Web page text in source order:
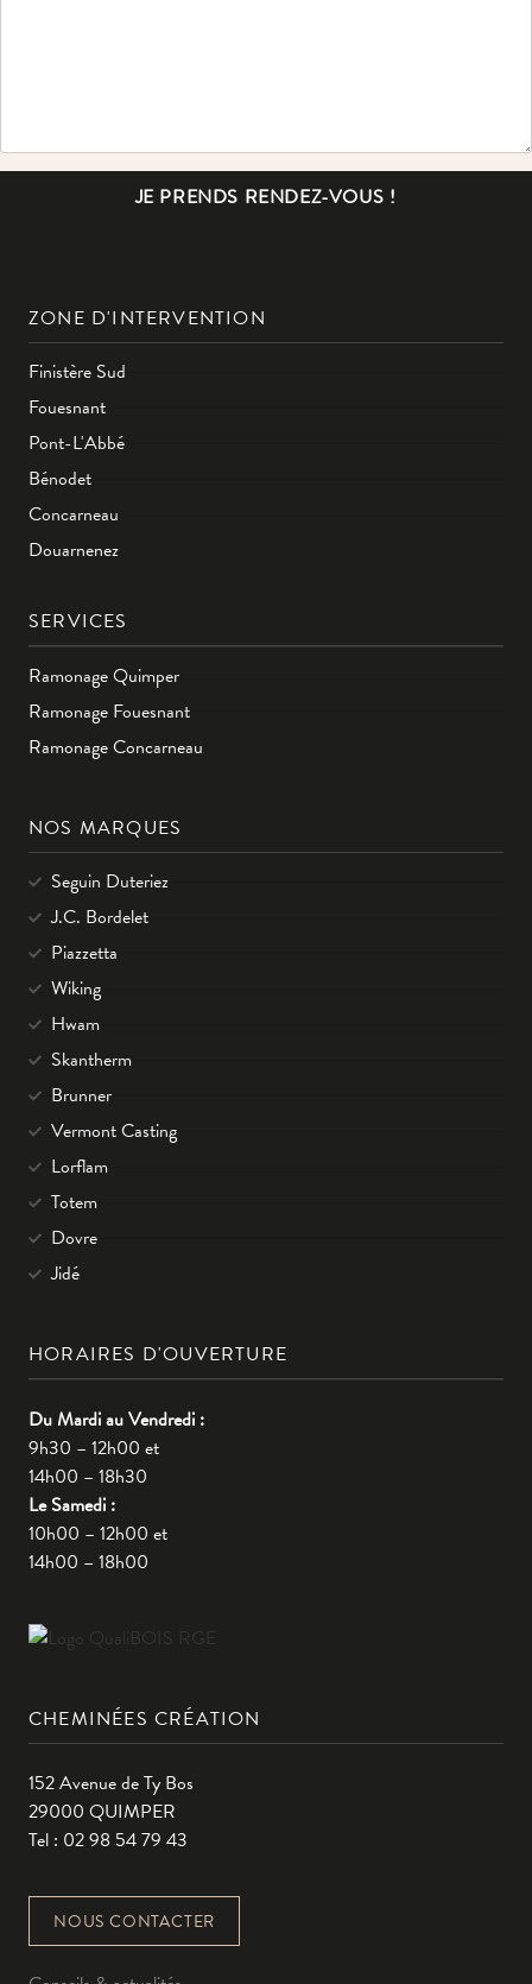
JE PRENDS RENDEZ-VOUS !
ZONE D'INTERVENTION
Finistère Sud
Fouesnant
Pont-L'Abbé
Bénodet
Concarneau
Douarnenez
SERVICES
Ramonage Quimper
Ramonage Fouesnant
Ramonage Concarneau
NOS MARQUES
Seguin Duteriez
J.C. Bordelet
Piazzetta
Wiking
Hwam
Skantherm
Brunner
Vermont Casting
Lorflam
Totem
Dovre
Jidé
HORAIRES D'OUVERTURE
Du Mardi au Vendredi :
9h30 – 12h00 et
14h00 – 18h30
Le Samedi :
10h00 – 12h00 et
14h00 – 18h00
CHEMINÉES CRÉATION
152 Avenue de Ty Bos
29000 QUIMPER
Tel : 02 98 54 79 43
NOUS CONTACTER